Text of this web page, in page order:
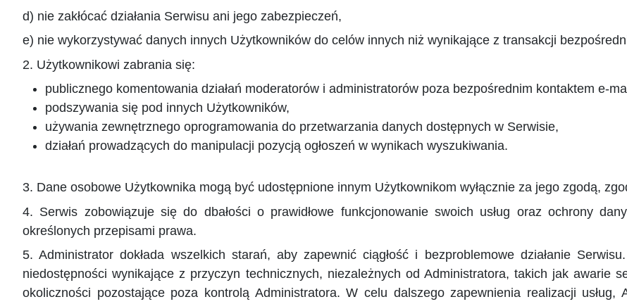
d) nie zakłócać działania Serwisu ani jego zabezpieczeń,
e) nie wykorzystywać danych innych Użytkowników do celów innych niż wynikające z transakcji
2. Użytkownikowi zabrania się:
publicznego komentowania działań moderatorów i administratorów poza bezpośrednim kontaktem e-
podszywania się pod innych Użytkowników,
używania zewnętrznego oprogramowania do przetwarzania danych dostępnych w Serwisie,
działań prowadzących do manipulacji pozycją ogłoszeń w wynikach wyszukiwania.
3. Dane osobowe Użytkownika mogą być udostępnione innym Użytkownikom wyłącznie za jego zgodą,
4. Serwis zobowiązuje się do dbałości o prawidłowe funkcjonowanie swoich usług oraz ochrony
określonych przepisami prawa.
5. Administrator dokłada wszelkich starań, aby zapewnić ciągłość i bezproblemowe działanie
niedostępności wynikające z przyczyn technicznych, niezależnych od Administratora, takich jak awarie
okoliczności pozostające poza kontrolą Administratora. W celu dalszego zapewnienia realizacji usług,